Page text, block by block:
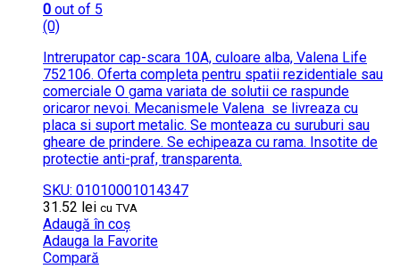
0 out of 5
(0)
Intrerupator cap-scara 10A, culoare alba, Valena Life
752106. Oferta completa pentru spatii rezidentiale sau
comerciale O gama variata de solutii ce raspunde
oricaror nevoi. Mecanismele Valena se livreaza cu
placa si suport metalic. Se monteaza cu suruburi sau
gheare de prindere. Se echipeaza cu rama. Insotite de
protectie anti-praf, transparenta.
SKU: 01010001014347
31.52 lei cu TVA
Adaugă în coș
Adauga la Favorite
Compară